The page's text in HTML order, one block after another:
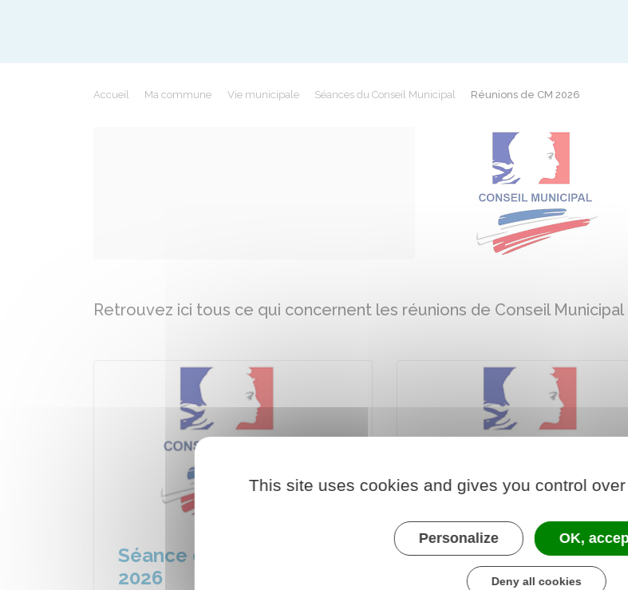
Accueil Ma commune Vie municipale Séances du Conseil Municipal Réunions de CM 2026
Retrouvez ici tous ce qui concernent les réunions de Conseil
Séance du 06 juillet
2026
Séance du 18 mai
This site uses cookies and gives you control
Personalize OK,
Deny all cookies